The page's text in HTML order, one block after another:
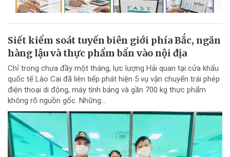
Siết kiểm soát tuyến biên giới phía Bắc, ngăn
hàng lậu và thực phẩm bẩn vào nội địa
Chỉ trong chưa đầy một tháng, lực lượng Hải quan tại cửa khẩu
quốc tế Lào Cai đã liên tiếp phát hiện 5 vụ vận chuyển trái phép
điện thoại di động, máy tính bảng và gần 700 kg thực phẩm
không rõ nguồn gốc. Những...